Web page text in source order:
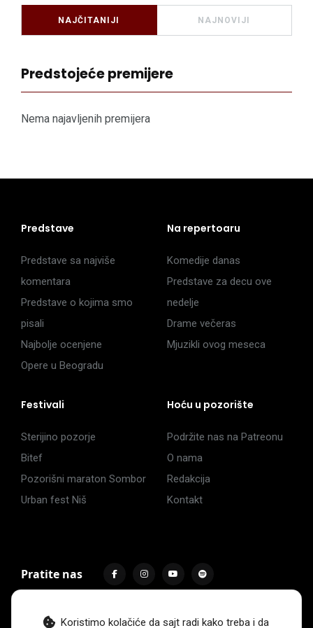
NAJČITANIJI NAJNOVIJI
Predstojeće premijere
Nema najavljenih premijera
Koristimo kolačiće da sajt radi kako treba i da
Predstave
Predstave sa najviše
komentara
Predstave o kojima smo
pisali
Najbolje ocenjene
Opere u Beogradu
Na repertoaru
Komedije danas
Predstave za decu ove
nedelje
Drame večeras
Mjuzikli ovog meseca
Festivali
Sterijino pozorje
Bitef
Pozorišni maraton Sombor
Urban fest Niš
Hoću u pozorište
Podržite nas na Patreonu
O nama
Redakcija
Kontakt
Pratite nas